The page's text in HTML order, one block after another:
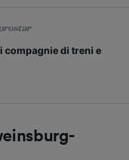
compagnie di treni e